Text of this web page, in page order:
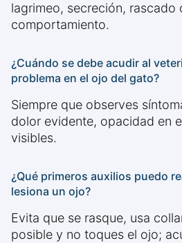
lagrimeo, secreción, rascado
comportamiento.
¿Cuándo se debe acudir al
problema en el ojo del gato?
Siempre que observes
dolor evidente, opacidad en
visibles.
¿Qué primeros auxilios puedo
lesiona un ojo?
Evita que se rasque, usa
posible y no toques el ojo;